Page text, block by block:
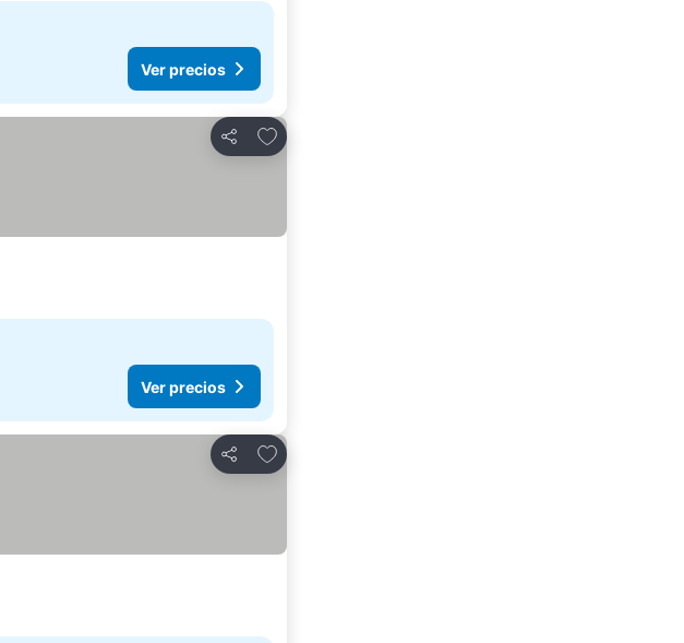
Ver precios
Compartir
Agregar a favoritos
Ver precios
Compartir
Agregar a favoritos